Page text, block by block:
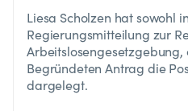
Liesa Scholzen hat sowohl
Regierungsmitteilung zur
Arbeitslosengesetzgebung,
Begründeten Antrag die
dargelegt.